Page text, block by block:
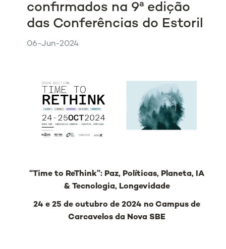
confirmados na 9ª edição
das Conferências do Estoril
06-Jun-2024
“Time to ReThink”: Paz, Políticas, Planeta, IA
& Tecnologia, Longevidade
24 e 25 de outubro de 2024 no Campus de
Carcavelos da Nova SBE